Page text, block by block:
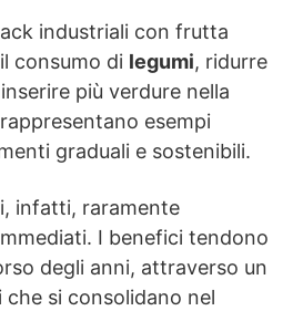
industriali con frutta
consumo di legumi, ridurre
più verdure nella
esempi
graduali e sostenibili.
infatti, raramente
I benefici tendono
degli anni, attraverso un
che si consolidano nel